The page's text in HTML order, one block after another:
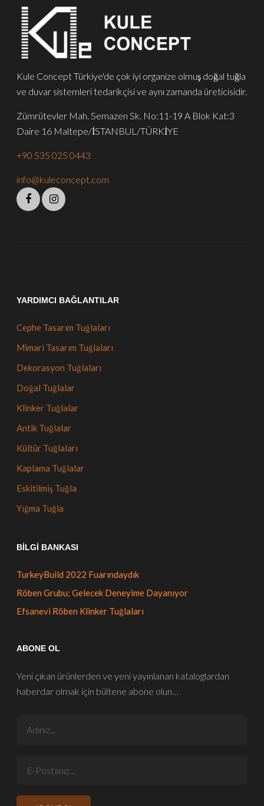
Kule Concept Türkiye'de çok iyi organize olmuş doğal tuğla
ve duvar sistemleri tedarikçisi ve aynı zamanda üreticisidir.
Zümrütevler Mah. Semazen Sk. No:11-19 A Blok Kat:3
Daire 16 Maltepe/İSTANBUL/TÜRKİYE
+90 535 025 0443
info@kuleconcept.com
YARDIMCI BAĞLANTILAR
Cephe Tasarım Tuğlaları
Mimari Tasarım Tuğlaları
Dekorasyon Tuğlaları
Doğal Tuğlalar
Klinker Tuğlalar
Antik Tuğlalar
Kültür Tuğlaları
Kaplama Tuğlalar
Eskitilmiş Tuğla
Yığma Tuğla
BILGI BANKASI
TurkeyBuild 2022 Fuarındaydık
Röben Grubu; Gelecek Deneyime Dayanıyor
Efsanevi Röben Klinker Tuğlaları
ABONE OL
Yeni çıkan ürünlerden ve yeni yayınlanan kataloglardan
haberdar olmak için bültene abone olun…